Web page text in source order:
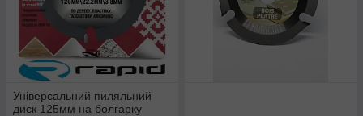
Універсальний пиляльний
диск 125мм на болгарку